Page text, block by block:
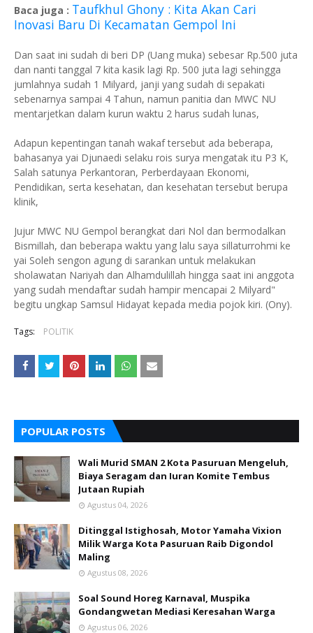
Baca juga : Taufkhul Ghony : Kita Akan Cari
Inovasi Baru Di Kecamatan Gempol Ini
Dan saat ini sudah di beri DP (Uang muka) sebesar Rp.500 juta
dan nanti tanggal 7 kita kasik lagi Rp. 500 juta lagi sehingga
jumlahnya sudah 1 Milyard, janji yang sudah di sepakati
sebenarnya sampai 4 Tahun, namun panitia dan MWC NU
mentarjetkan dalam kurun waktu 2 harus sudah lunas,
Adapun kepentingan tanah wakaf tersebut ada beberapa,
bahasanya yai Djunaedi selaku rois surya mengatak itu P3 K,
Salah satunya Perkantoran, Perberdayaan Ekonomi,
Pendidikan, serta kesehatan, dan kesehatan tersebut berupa
klinik,
Jujur MWC NU Gempol berangkat dari Nol dan bermodalkan
Bismillah, dan beberapa waktu yang lalu saya sillaturrohmi ke
yai Soleh sengon agung di sarankan untuk melakukan
sholawatan Nariyah dan Alhamdulillah hingga saat ini anggota
yang sudah mendaftar sudah hampir mencapai 2 Milyard"
begitu ungkap Samsul Hidayat kepada media pojok kiri. (Ony).
Tags: POLITIK
POPULAR POSTS
Wali Murid SMAN 2 Kota Pasuruan Mengeluh,
Biaya Seragam dan Iuran Komite Tembus
Jutaan Rupiah
Agustus 04, 2026
Ditinggal Istighosah, Motor Yamaha Vixion
Milik Warga Kota Pasuruan Raib Digondol
Maling
Agustus 08, 2026
Soal Sound Horeg Karnaval, Muspika
Gondangwetan Mediasi Keresahan Warga
Agustus 06, 2026